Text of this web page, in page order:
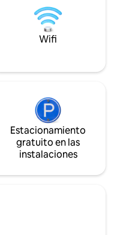
Wifi
Estacionamiento
gratuito en las
instalaciones